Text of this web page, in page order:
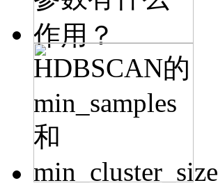
作用？
HDBSCAN的
min_samples
和
min_cluster_size